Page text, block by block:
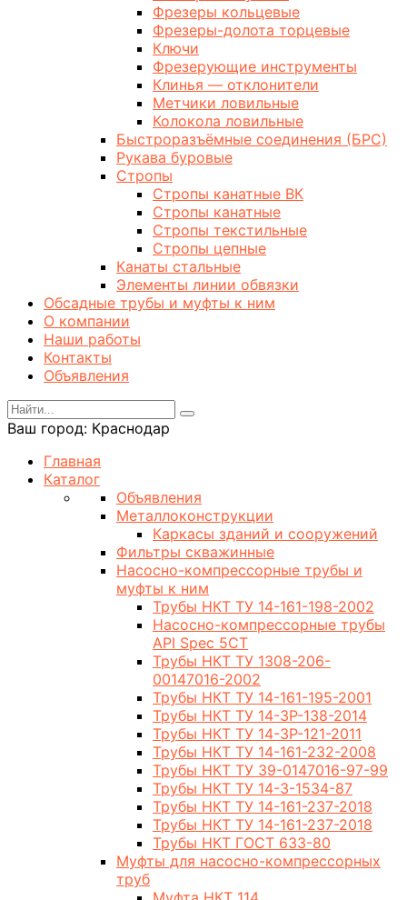
Фрезеры кольцевые
Фрезеры-долота торцевые
Ключи
Фрезерующие инструменты
Клинья — отклонители
Метчики ловильные
Колокола ловильные
Быстроразъёмные соединения (БРС)
Рукава буровые
Стропы
Стропы канатные ВК
Стропы канатные
Стропы текстильные
Стропы цепные
Канаты стальные
Элементы линии обвязки
Обсадные трубы и муфты к ним
О компании
Наши работы
Контакты
Объявления
Ваш город: Краснодар
Главная
Каталог
Объявления
Металлоконструкции
Каркасы зданий и сооружений
Фильтры скважинные
Насосно-компрессорные трубы и
муфты к ним
Трубы НКТ ТУ 14-161-198-2002
Насосно-компрессорные трубы
API Spec 5CT
Трубы НКТ ТУ 1308-206-
00147016-2002
Трубы НКТ ТУ 14-161-195-2001
Трубы НКТ ТУ 14-3Р-138-2014
Трубы НКТ ТУ 14-3Р-121-2011
Трубы НКТ ТУ 14-161-232-2008
Трубы НКТ ТУ 39-0147016-97-99
Трубы НКТ ТУ 14-3-1534-87
Трубы НКТ ТУ 14-161-237-2018
Трубы НКТ ТУ 14-161-237-2018
Трубы НКТ ГОСТ 633-80
Муфты для насосно-компрессорных
труб